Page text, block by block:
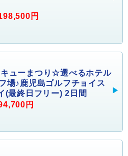
円
ューまつり☆選べるホテル
場♪鹿児島ゴルフチョイス
(最終日フリー) 2日間
円